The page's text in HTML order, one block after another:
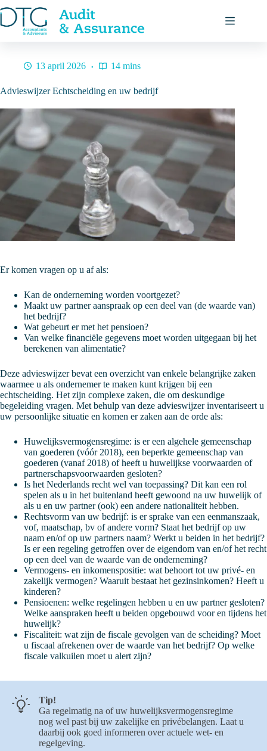
naar
de
inhoud
13 april 2026 14 mins
Advieswijzer Echtscheiding en uw bedrijf
Er komen vragen op u af als:
Kan de onderneming worden voortgezet?
Maakt uw partner aanspraak op een deel van (de waarde van)
het bedrijf?
Wat gebeurt er met het pensioen?
Van welke financiële gegevens moet worden uitgegaan bij het
berekenen van alimentatie?
Deze advieswijzer bevat een overzicht van enkele belangrijke zaken
waarmee u als ondernemer te maken kunt krijgen bij een
echtscheiding. Het zijn complexe zaken, die om deskundige
begeleiding vragen. Met behulp van deze advieswijzer inventariseert u
uw persoonlijke situatie en komen er zaken aan de orde als:
Huwelijksvermogensregime: is er een algehele gemeenschap
van goederen (vóór 2018), een beperkte gemeenschap van
goederen (vanaf 2018) of heeft u huwelijkse voorwaarden of
partnerschapsvoorwaarden gesloten?
Is het Nederlands recht wel van toepassing? Dit kan een rol
spelen als u in het buitenland heeft gewoond na uw huwelijk of
als u en uw partner (ook) een andere nationaliteit hebben.
Rechtsvorm van uw bedrijf: is er sprake van een eenmanszaak,
vof, maatschap, bv of andere vorm? Staat het bedrijf op uw
naam en/of op uw partners naam? Werkt u beiden in het bedrijf?
Is er een regeling getroffen over de eigendom van en/of het recht
op een deel van de waarde van de onderneming?
Vermogens- en inkomenspositie: wat behoort tot uw privé- en
zakelijk vermogen? Waaruit bestaat het gezinsinkomen? Heeft u
kinderen?
Pensioenen: welke regelingen hebben u en uw partner gesloten?
Welke aanspraken heeft u beiden opgebouwd voor en tijdens het
huwelijk?
Fiscaliteit: wat zijn de fiscale gevolgen van de scheiding? Moet
u fiscaal afrekenen over de waarde van het bedrijf? Op welke
fiscale valkuilen moet u alert zijn?
Tip!
Ga regelmatig na of uw huwelijksvermogensregime
nog wel past bij uw zakelijke en privébelangen. Laat u
daarbij ook goed informeren over actuele wet- en
regelgeving.